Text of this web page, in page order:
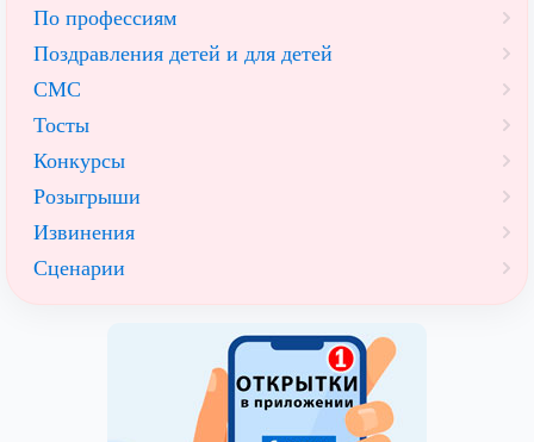
По профессиям
Поздравления детей и для детей
СМС
Тосты
Конкурсы
Розыгрыши
Извинения
Сценарии